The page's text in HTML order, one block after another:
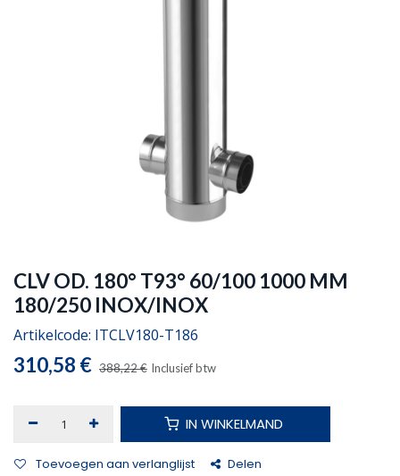
CLV OD. 180° T93° 60/100 1000 MM
180/250 INOX/INOX
Artikelcode: ITCLV180-T186
310,58 € 388,22€ Inclusief btw
IN WINKELMAND
Toevoegen aan verlanglijst Delen